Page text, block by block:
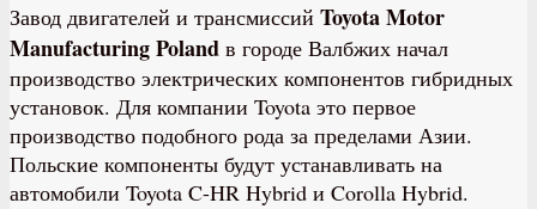
Завод двигателей и трансмиссий Toyota Motor
Manufacturing Poland в городе Валбжих начал
производство электрических компонентов гибридных
установок. Для компании Toyota это первое
производство подобного рода за пределами Азии.
Польские компоненты будут устанавливать на
автомобили Toyota C-HR Hybrid и Corolla Hybrid.